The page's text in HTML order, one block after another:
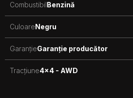
CombustibilBenzină
CuloareNegru
GaranțieGaranție producător
Tracțiune4x4 - AWD